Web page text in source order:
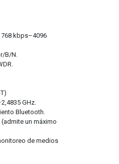
kbps–4096
B/N.
GHz.
Bluetooth.
un máximo
de medios